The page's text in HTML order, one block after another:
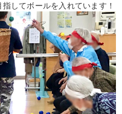
してボールを入れています！